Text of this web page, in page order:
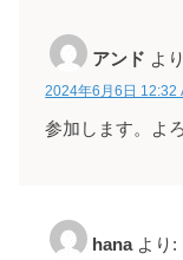
アンド よ
2024年6月6日 12:32
参加します。よ
hana より: